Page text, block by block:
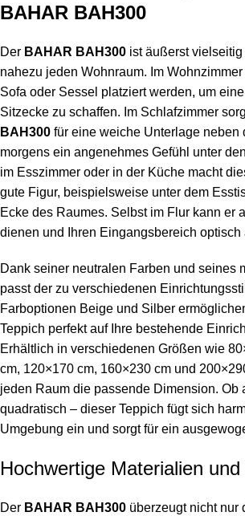
BAHAR BAH300
Der BAHAR BAH300 ist äußerst
nahezu jeden Wohnraum. Im
Sofa oder Sessel platziert werden, um
Sitzecke zu schaffen. Im Schlafzimmer
BAH300 für eine weiche Unterlage neben
morgens ein angenehmes Gefühl unter
im Esszimmer oder in der Küche macht
gute Figur, beispielsweise unter dem
Ecke des Raumes. Selbst im Flur kann er
dienen und Ihren Eingangsbereich optisch
Dank seiner neutralen Farben und seines
passt der zu verschiedenen
Farboptionen Beige und Silber
Teppich perfekt auf Ihre bestehende
Erhältlich in verschiedenen Größen wie
cm, 120×170 cm, 160×230 cm und
jeden Raum die passende Dimension. Ob
quadratisch – dieser Teppich fügt sich
Umgebung ein und sorgt für ein
Hochwertige Materialien
Der BAHAR BAH300 überzeugt nicht nur